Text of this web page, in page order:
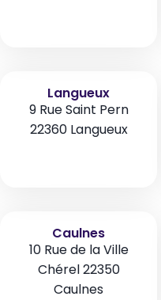
Langueux
9 Rue Saint Pern
22360 Langueux
Caulnes
10 Rue de la Ville
Chérel 22350
Caulnes